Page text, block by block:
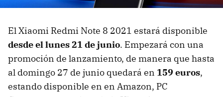
El Xiaomi Redmi Note 8 2021 estará disponible
desde el lunes 21 de junio. Empezará con una
promoción de lanzamiento, de manera que hasta
al domingo 27 de junio quedará en 159 euros,
estando disponible en en Amazon, PC